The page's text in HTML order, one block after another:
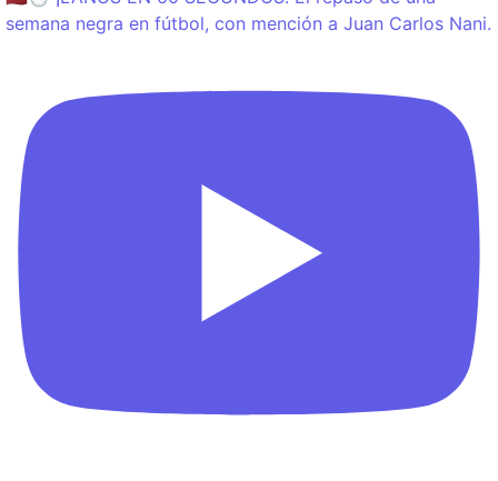
semana negra en fútbol, con mención a Juan Carlos Nani.